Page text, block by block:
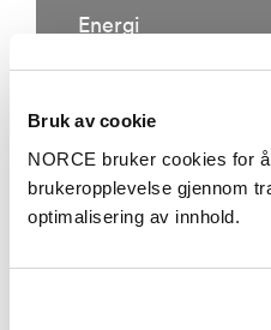
Bruk av cookie
NORCE bruker cookies for
brukeropplevelse gjennom
optimalisering av innhold.
Energi